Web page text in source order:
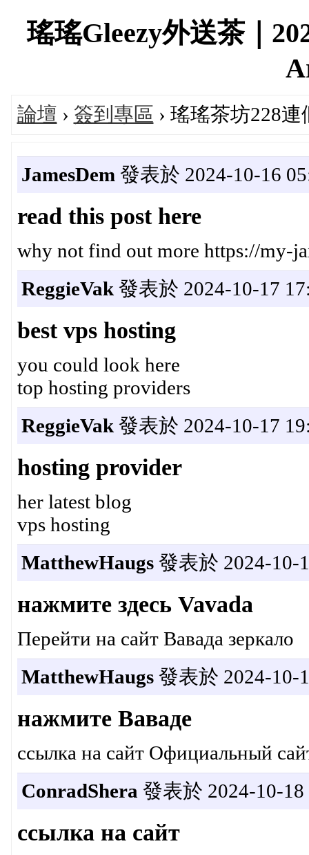
瑤瑤Gleezy外送茶｜
論壇 › 簽到專區 › 瑤瑤茶坊228連
JamesDem 發表於 2024-10-16
read this post here
why not find out more https://my-
ReggieVak發表於 2024-10-17
best vps hosting
you could look here
top hosting providers
ReggieVak發表於 2024-10-17
hosting provider
her latest blog
vps hosting
MatthewHaugs發表於 2024-10-
нажмите здесь Vavada
Перейти на сайт Вавада зеркало
MatthewHaugs發表於 2024-10-
нажмите Ваваде
ссылка на сайт Официальный
ConradShera 發表於 2024-10-18
ссылка на сайт